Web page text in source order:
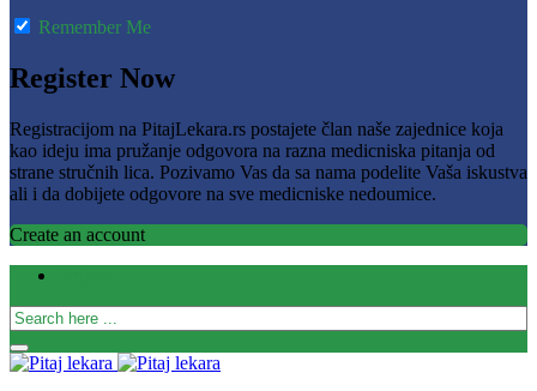
Remember Me
Register Now
Registracijom na PitajLekara.rs postajete član naše zajednice koja
kao ideju ima pružanje odgovora na razna medicniska pitanja od
strane stručnih lica. Pozivamo Vas da sa nama podelite Vaša iskustva
ali i da dobijete odgovore na sve medicniske nedoumice.
Create an account